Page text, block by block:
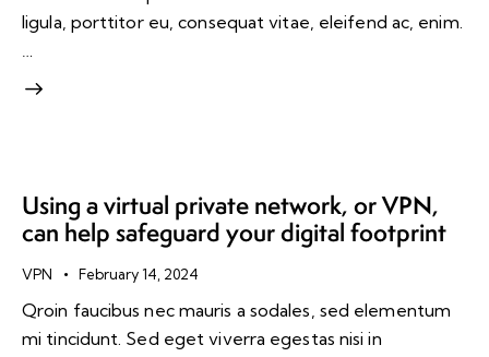
e
e
ligula, porttitor eu, consequat vitae, eleifend ac, enim.
…
Using a virtual private network, or VPN,
can help safeguard your digital footprint
VPN February 14, 2024
Qroin faucibus nec mauris a sodales, sed elementum
mi tincidunt. Sed eget viverra egestas nisi in